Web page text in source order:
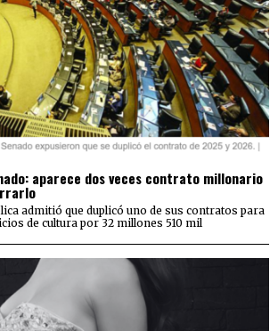
aparece dos veces contrato millonario
admitió que duplicó uno de sus contratos para
de cultura por 32 millones 510 mil